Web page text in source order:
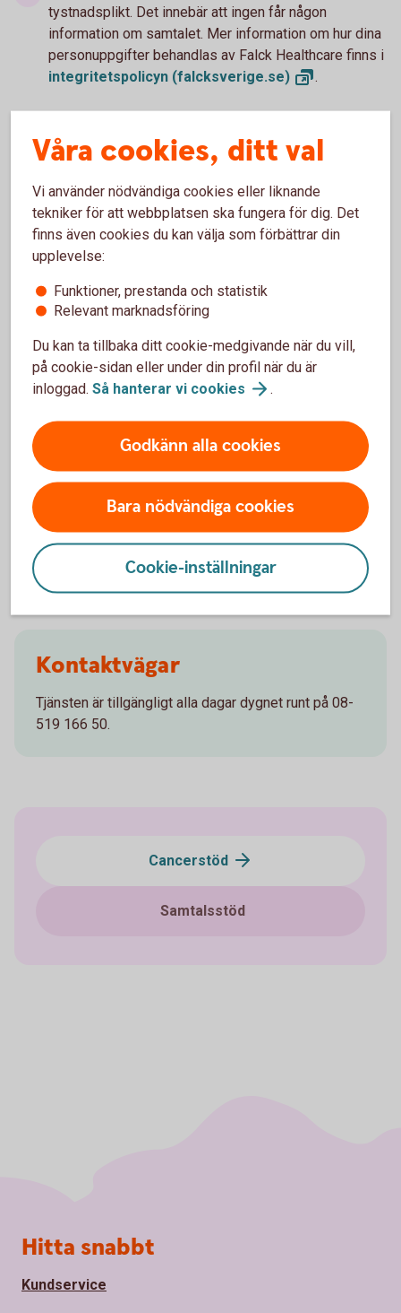
tystnadsplikt. Det innebär att ingen får någon
information om samtalet. Mer information om hur dina
personuppgifter behandlas av Falck Healthcare finns i
integritetspolicyn (falcksverige.se) .
Tjänsten är
kostnadsfri
Vanliga frågor och svar
Hur fungerar samtalsstöd?
Kostar det något med samtalsstöd?
Kontaktvägar
Tjänsten är tillgängligt alla dagar dygnet runt på 08-
519 166 50.
Cancerstöd
Samtalsstöd
Våra cookies, ditt val
Vi använder nödvändiga cookies eller liknande
tekniker för att webbplatsen ska fungera för dig. Det
finns även cookies du kan välja som förbättrar din
upplevelse:
Funktioner, prestanda och statistik
Relevant marknadsföring
Du kan ta tillbaka ditt cookie-medgivande när du vill,
på cookie-sidan eller under din profil när du är
inloggad. Så hanterar vi cookies .
Godkänn alla cookies
Bara nödvändiga cookies
Cookie-inställningar
Sidfot
Hitta snabbt
Kundservice